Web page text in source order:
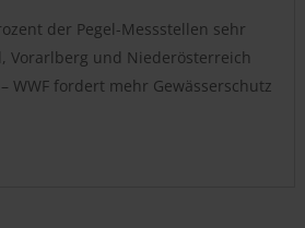
der Pegel-Messstellen sehr
Vorarlberg und Niederösterreich
WWF fordert mehr Gewässerschutz